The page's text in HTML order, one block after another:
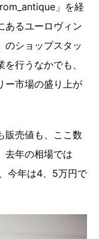
」を経
あるユーロヴィン
ショップスタッ
行うなかでも、
ー市場の盛り上が
販売値も、ここ数
去年の相場では
今年は4、5万円で